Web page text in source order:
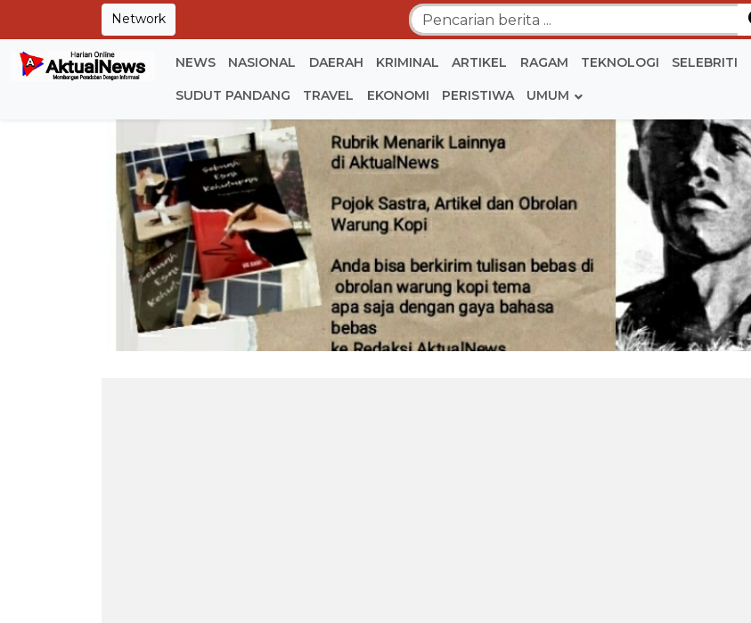
Network
NEWS NASIONAL DAERAH KRIMINAL ARTIKEL RAGAM TEKNOLOGI SELEBRITI
SUDUT PANDANG TRAVEL EKONOMI PERISTIWA UMUM